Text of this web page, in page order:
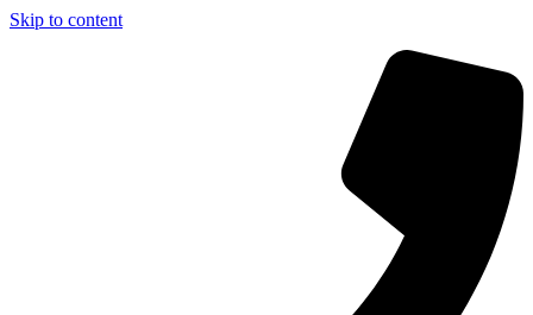
Skip to content